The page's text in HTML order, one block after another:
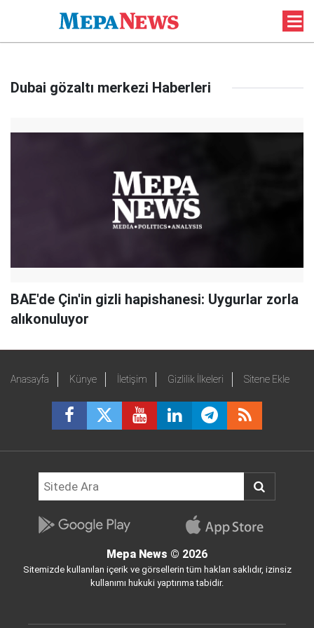
Dubai gözaltı merkezi Haberleri
BAE'de Çin'in gizli hapishanesi: Uygurlar zorla
alıkonuluyor
Anasayfa Künye İletişim Gizlilik İlkeleri Sitene Ekle
Mepa News © 2026
Sitemizde kullanılan içerik ve görsellerin tüm hakları saklıdır, izinsiz
kullanımı hukuki yaptırıma tabidir.